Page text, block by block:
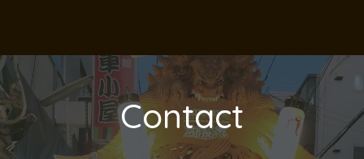
Contact